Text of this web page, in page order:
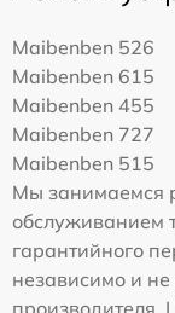
Maibenben 526
Maibenben 615
Maibenben 455
Maibenben 727
Maibenben 515
Мы занимаемся
обслуживанием
гарантийного
независимо и
производителя.